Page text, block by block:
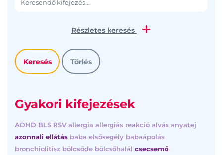
Részletes keresés
Gyakori kifejezések
ADHD BLS RSV allergia allergiás reakció alvás anyatej
azonnali ellátás baba elsősegély babaápolás
bronchiolitisz bölcsőde bölcsőhalál csecsemő